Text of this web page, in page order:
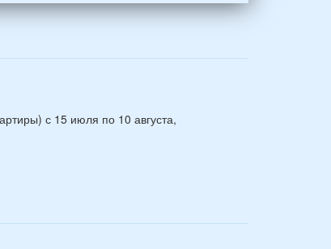
с 15 июля по 10 августа,